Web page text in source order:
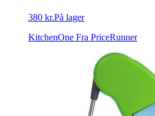
380 kr.På lager
KitchenOne Fra PriceRunner